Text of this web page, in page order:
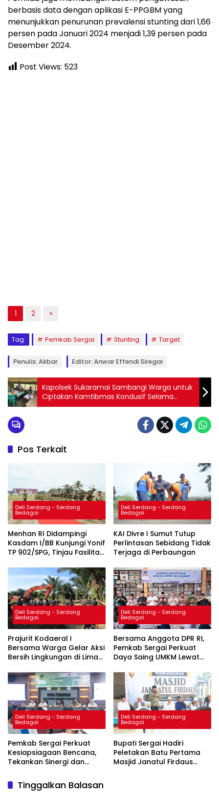
berbasis data dengan aplikasi E-PPGBM yang
menunjukkan penurunan prevalensi stunting dari 1,66
persen pada Januari 2024 menjadi 1,39 persen pada
Desember 2024.
Post Views: 523
1 2 »
Tag: Pemkab Sergai Stunting Target
Penulis: Akbar Editor: Anwar Effendi Siregar
Kapolsek Sukaramai Sambangi Warga untuk
Ciptakan Kamtibmas Kondusif Selama
Ramadan
Pos Terkait
Deli Serdang - Serdang
Bedagai
Menhan RI Didampingi
Kasdam I/BB Kunjungi Yonif
TP 902/SPG, Tinjau Fasilitas
Deli Serdang - Serdang
Bedagai
KAI Divre I Sumut Tutup
Perlintasan Sebidang Tidak
Terjaga di Perbaungan
Deli Serdang - Serdang
Bedagai
Prajurit Kodaeral I
Bersama Warga Gelar Aksi
Bersih Lingkungan di Limau
Deli Serdang - Serdang
Bedagai
Bersama Anggota DPR RI,
Pemkab Sergai Perkuat
Daya Saing UMKM Lewat
Halal
Deli Serdang - Serdang
Bedagai
Pemkab Sergai Perkuat
Kesiapsiagaan Bencana,
Tekankan Sinergi dan
Deli Serdang - Serdang
Bedagai
Bupati Sergai Hadiri
Peletakan Batu Pertama
Masjid Janatul Firdaus
Tinggalkan Balasan